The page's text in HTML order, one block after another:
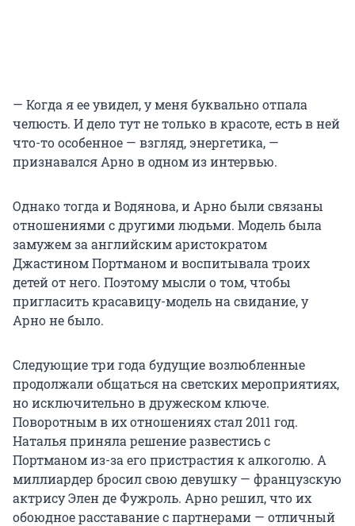
— Когда я ее увидел, у меня буквально отпала
челюсть. И дело тут не только в красоте, есть в ней
что-то особенное — взгляд, энергетика, —
признавался Арно в одном из интервью.
Однако тогда и Водянова, и Арно были связаны
отношениями с другими людьми. Модель была
замужем за английским аристократом
Джастином Портманом и воспитывала троих
детей от него. Поэтому мысли о том, чтобы
пригласить красавицу-модель на свидание, у
Арно не было.
Следующие три года будущие возлюбленные
продолжали общаться на светских мероприятиях,
но исключительно в дружеском ключе.
Поворотным в их отношениях стал 2011 год.
Наталья приняла решение развестись с
Портманом из-за его пристрастия к алкоголю. А
миллиардер бросил свою девушку — французскую
актрису Элен де Фужроль. Арно решил, что их
обоюдное расставание с партнерами — отличный